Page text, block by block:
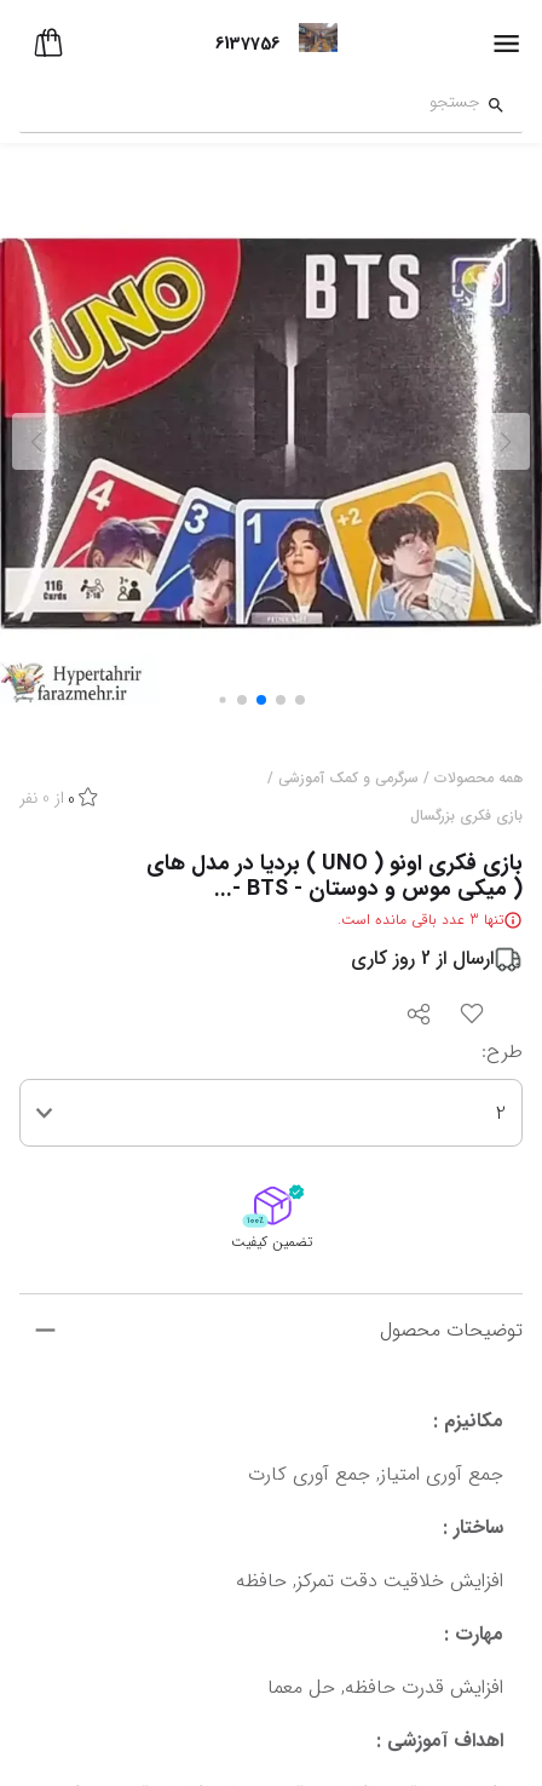
6137756
همه محصولات / سرگرمی و کمک آموزشی /
بازی فکری بزرگسال
0 از 0 نفر
بازی فکری اونو ( UNO ) بردیا در مدل های
( میکی موس و دوستان - BTS -...
تنها 3 عدد باقی مانده است.
ارسال از 2 روز کاری
طرح:
2
تضمین کیفیت
توضیحات محصول
مکانیزم :
جمع آوری امتیاز, جمع آوری کارت
ساختار :
افزایش خلاقیت دقت تمرکز, حافظه
مهارت :
افزایش قدرت حافظه, حل معما
اهداف آموزشی :